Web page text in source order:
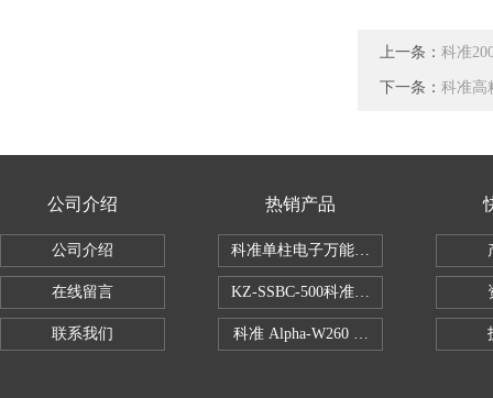
上一条： 科准
下一条： 科准高
公司介绍
公司介绍
在线留言
联系我们
热销产品
科准单柱电子万能拉力机KZ-SSBC-500
KZ-SSBC-500科准单柱电子万能试验
科准 Alpha-W260 半导体全自动推拉